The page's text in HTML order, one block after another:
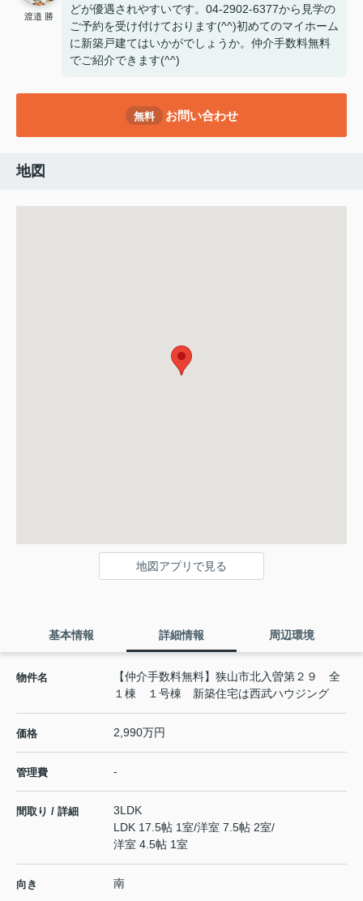
渡邉 勝
どが優遇されやすいです。04-2902-6377から見学の
ご予約を受け付けております(^^)初めてのマイホーム
に新築戸建てはいかがでしょうか。仲介手数料無料
でご紹介できます(^^)
無料 お問い合わせ
地図
地図アプリで見る
基本情報 詳細情報 周辺環境
物件名
【仲介手数料無料】狭山市北入曽第２９ 全
１棟 １号棟 新築住宅は西武ハウジング
価格 2,990万円
管理費 -
間取り / 詳細
3LDK
LDK 17.5帖 1室/洋室 7.5帖 2室/
洋室 4.5帖 1室
向き 南